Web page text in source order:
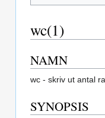
wc(1)
NAMN
wc - skriv ut antal
SYNOPSIS